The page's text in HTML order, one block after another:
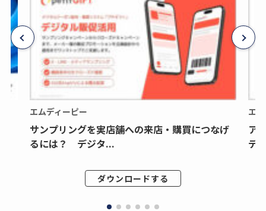
エムディーピー
サンプリングを実店舗への来店・購買につなげ
るには？ デジタ...
ダウンロードする
エ
ア
デ